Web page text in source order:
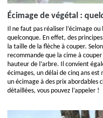
Écimage de végétal :
Il ne faut pas réaliser l’écimage
quelconque. En effet, des
la taille de la flèche à couper.
recommande que la cime à
hauteur de l’arbre. Il convient
écimages, un délai de cinq ans
un écimage à des prix abordables
détaillées, vous pouvez l’appeler !